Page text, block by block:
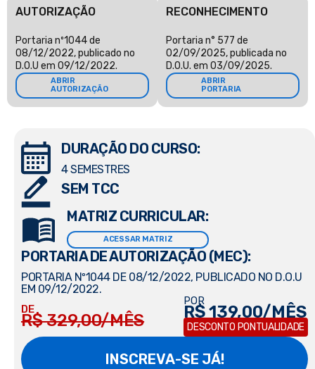
AUTORIZAÇÃO
Portaria nº1044 de
08/12/2022, publicado no
D.O.U em 09/12/2022.
ABRIR
AUTORIZAÇÃO
RECONHECIMENTO
Portaria n° 577 de
02/09/2025, publicada no
D.O.U. em 03/09/2025.
ABRIR
PORTARIA
DURAÇÃO DO CURSO:
4 SEMESTRES
SEM TCC
MATRIZ CURRICULAR:
ACESSAR MATRIZ
PORTARIA DE AUTORIZAÇÃO (MEC):
PORTARIA Nº1044 DE 08/12/2022, PUBLICADO NO D.O.U
EM 09/12/2022.
DE
R$ 329,00/MÊS
POR
R$ 139,00/MÊS
DESCONTO PONTUALIDADE
INSCREVA-SE JÁ!